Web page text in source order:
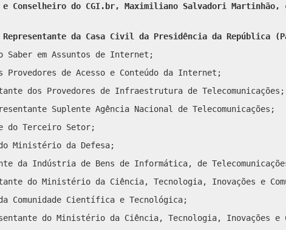
Conselheiro do CGI.br, Maximiliano Salvadori Martinhão,
Representante da Casa Civil da Presidência da República
Saber em Assuntos de Internet;
Provedores de Acesso e Conteúdo da Internet;
dos Provedores de Infraestrutura de Telecomunicações;
Suplente Agência Nacional de Telecomunicações;
do Terceiro Setor;
Ministério da Defesa;
da Indústria de Bens de Informática, de
do Ministério da Ciência, Tecnologia, Inovações e
Comunidade Científica e Tecnológica;
do Ministério da Ciência, Tecnologia, Inovações e